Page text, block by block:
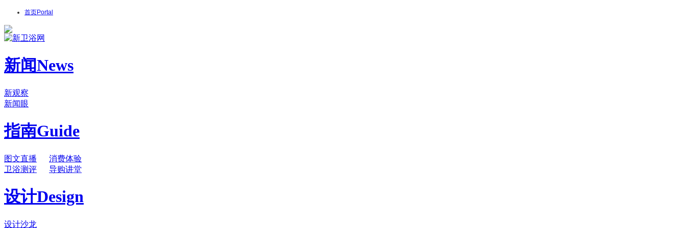
首页Portal
新闻News
新观察
新闻眼
指南Guide
图文直播
消费体验
卫浴测评
导购讲堂
设计Design
设计沙龙